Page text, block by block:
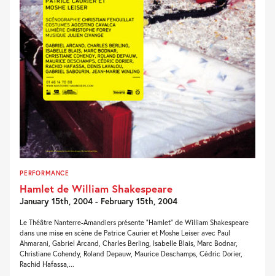
PERFORMANCE
Hamlet de William Shakespeare
January 15th, 2004 - February 15th, 2004
Le Théâtre Nanterre-Amandiers présente “Hamlet” de William Shakespeare
dans une mise en scène de Patrice Caurier et Moshe Leiser avec Paul
Ahmarani, Gabriel Arcand, Charles Berling, Isabelle Blais, Marc Bodnar,
Christiane Cohendy, Roland Depauw, Maurice Deschamps, Cédric Dorier,
Rachid Hafassa,...